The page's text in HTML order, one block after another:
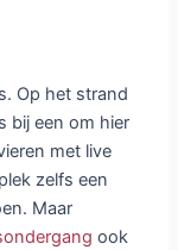
Op het strand
bij een om hier
met live
zelfs een
Maar
ook